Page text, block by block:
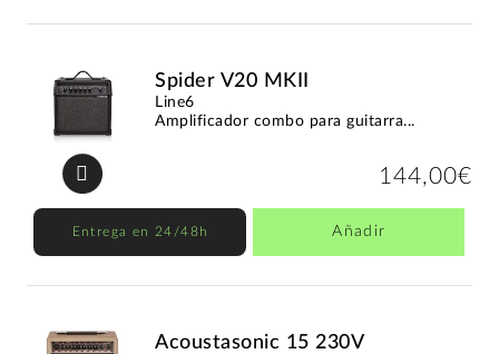
Spider V20 MKII
Line6
Amplificador combo para guitarra...
144,00€
Entrega en 24/48h Añadir
Acoustasonic 15 230V